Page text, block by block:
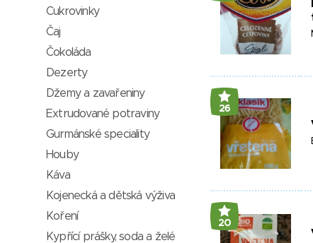
26
20
Cukrovinky
Čaj
Čokoláda
Dezerty
Džemy a zavařeniny
Extrudované potraviny
Gurmánské speciality
Houby
Káva
Kojenecká a dětská výživa
Koření
Kypřící prášky, soda a želé